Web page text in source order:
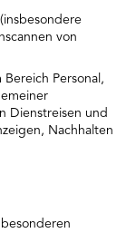
von
Personal,
Dienstreisen und
Nachhalten